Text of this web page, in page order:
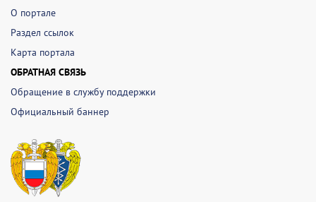
О портале
Раздел ссылок
Карта портала
ОБРАТНАЯ СВЯЗЬ
Обращение в службу поддержки
Официальный баннер